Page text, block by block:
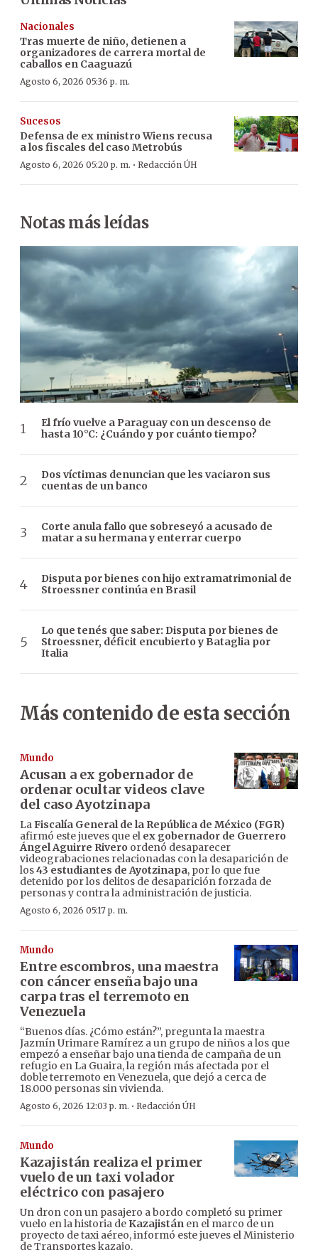
Nacionales
Tras muerte de niño, detienen a
organizadores de carrera mortal de
caballos en Caaguazú
Agosto 6, 2026 05:36 p. m.
Sucesos
Defensa de ex ministro Wiens recusa
a los fiscales del caso Metrobús
Agosto 6, 2026 05:20 p. m. · Redacción ÚH
Notas más leídas
El frío vuelve a Paraguay con un descenso de
hasta 10°C: ¿Cuándo y por cuánto tiempo?
Dos víctimas denuncian que les vaciaron sus
cuentas de un banco
Corte anula fallo que sobreseyó a acusado de
matar a su hermana y enterrar cuerpo
Disputa por bienes con hijo extramatrimonial de
Stroessner continúa en Brasil
Lo que tenés que saber: Disputa por bienes de
Stroessner, déficit encubierto y Bataglia por
Italia
Más contenido de esta sección
Mundo
Acusan a ex gobernador de
ordenar ocultar videos clave
del caso Ayotzinapa
LaFiscalía General de la República de México (FGR)
afirmó este jueves que el ex gobernador de Guerrero
Ángel Aguirre Rivero ordenó desaparecer
videograbaciones relacionadas con la desaparición de
los43 estudiantes de Ayotzinapa, por lo que fue
detenido por los delitos de desaparición forzada de
personas y contra la administración de justicia.
Agosto 6, 2026 05:17 p. m.
Mundo
Entre escombros, una maestra
con cáncer enseña bajo una
carpa tras el terremoto en
Venezuela
“Buenos días. ¿Cómo están?”, pregunta la maestra
Jazmín Urimare Ramírez a un grupo de niños a los que
empezó a enseñar bajo una tienda de campaña de un
refugio en La Guaira, la región más afectada por el
doble terremoto en Venezuela, que dejó a cerca de
18.000 personas sin vivienda.
Agosto 6, 2026 12:03 p. m. · Redacción ÚH
Mundo
Kazajistán realiza el primer
vuelo de un taxi volador
eléctrico con pasajero
Un dron con un pasajero a bordo completó su primer
vuelo en la historia de Kazajistán en el marco de un
proyecto de taxi aéreo, informó este jueves el Ministerio
de Transportes kazajo.